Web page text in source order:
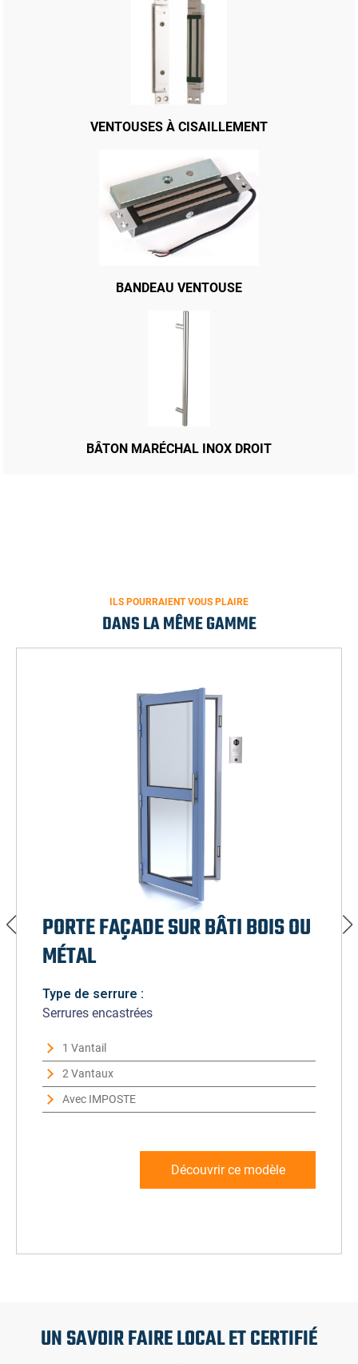
VENTOUSES À CISAILLEMENT
BANDEAU VENTOUSE
BÂTON MARÉCHAL INOX DROIT
CRÉMONE ENCASTRER STREMLER PT HAUT PT BAS
ILS POURRAIENT VOUS PLAIRE
DANS LA MÊME GAMME
PORTE FAÇADE SUR BÂTI BOIS OU
MÉTAL
Type de serrure :
Serrures encastrées
1 Vantail
2 Vantaux
Avec IMPOSTE
Découvrir ce modèle
UN SAVOIR FAIRE LOCAL ET CERTIFIÉ